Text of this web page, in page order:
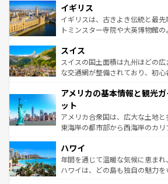
香り高いラベンダー畑など、多彩
らに、パリ以外の地域にも魅力
も豊かな歴史と文化が息づいてい
を参照してほしい。
顔を持つこの国は、どこを歩いて
ルリンの文化的活気、バイエル
してライン川沿いのワイン畑と
は、お酒好きな人にはぜひ体験してほしい。
ドイツ情報はコンテンツ一覧を参
イギリス
イギリスは、古きよき伝統と最
トミンスター寺院や大英博物館
リアごとに異なる魅力がある。ま
ティー、ビール好きにはたまら
戦など、本場だからこそできる
ンツ一覧を参照してほしい。
スイス
スイスの国土面積は九州ほどの
な交通網が整備されており、初
の建物がそのまま残る町や、スイ
博物館もあり、アルプス観光だけ
ことができる。国民の所得が高い
者向けの交通パス提供のサービ
着のスイス情報は
アメリカの基本情報と観光
ット
アメリカ合衆国は、広大な土地と
東海岸の都市部から西海岸のカ
のような巨大都市は、観光、ショ
ンメントが詰まった刺激的なス
西部には大自然が広がり、グラ
ハワイ
年間を通じて温暖な気候に恵ま
ハワイは、どの島も独自の魅力